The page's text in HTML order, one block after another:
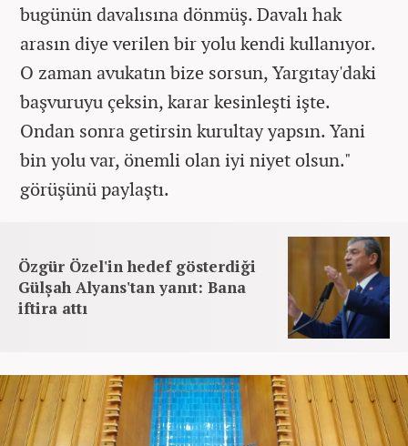
bugünün davalısına dönmüş. Davalı hak
arasın diye verilen bir yolu kendi kullanıyor.
O zaman avukatın bize sorsun, Yargıtay'daki
başvuruyu çeksin, karar kesinleşti işte.
Ondan sonra getirsin kurultay yapsın. Yani
bin yolu var, önemli olan iyi niyet olsun."
görüşünü paylaştı.
Özgür Özel'in hedef gösterdiği
Gülşah Alyans'tan yanıt: Bana
iftira attı